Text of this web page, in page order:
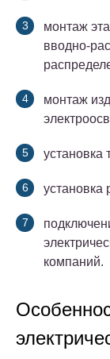
монтаж
вводно-
монтаж
установка
установка
компаний.